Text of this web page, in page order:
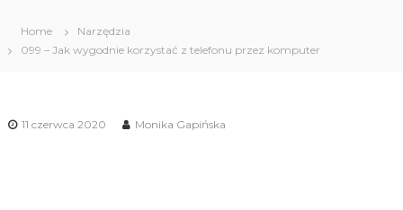
Home
Narzędzia
099 – Jak wygodnie korzystać z telefonu przez komputer
11 czerwca 2020 Monika Gapińska